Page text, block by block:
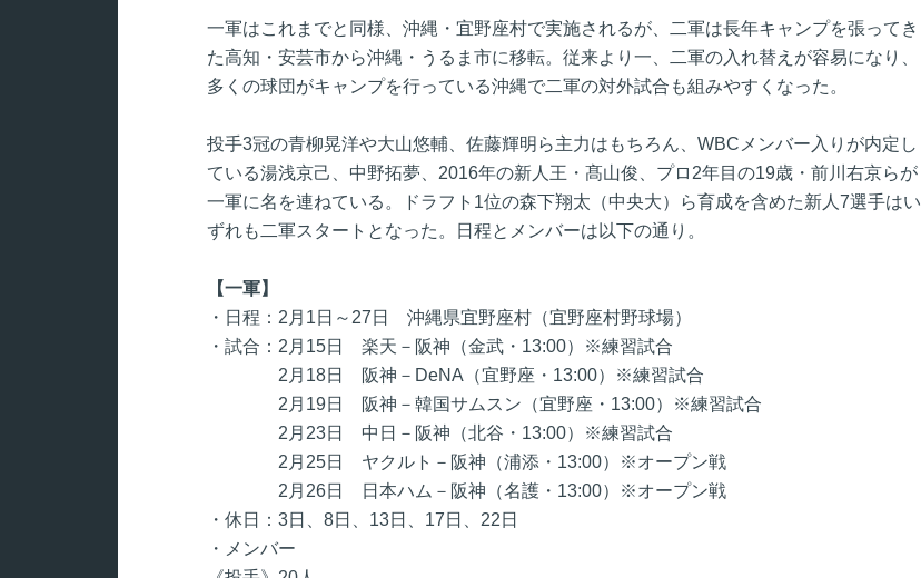
一軍はこれまでと同様、沖縄・宜野座村で実施されるが、二軍は長年キャンプを張ってき
た高知・安芸市から沖縄・うるま市に移転。従来より一、二軍の入れ替えが容易になり、
多くの球団がキャンプを行っている沖縄で二軍の対外試合も組みやすくなった。
投手3冠の青柳晃洋や大山悠輔、佐藤輝明ら主力はもちろん、WBCメンバー入りが内定し
ている湯浅京己、中野拓夢、2016年の新人王・髙山俊、プロ2年目の19歳・前川右京らが
一軍に名を連ねている。ドラフト1位の森下翔太（中央大）ら育成を含めた新人7選手はい
ずれも二軍スタートとなった。日程とメンバーは以下の通り。
【一軍】
・日程：2月1日～27日 沖縄県宜野座村（宜野座村野球場）
・試合：2月15日 楽天－阪神（金武・13:00）※練習試合
2月18日 阪神－DeNA（宜野座・13:00）※練習試合
2月19日 阪神－韓国サムスン（宜野座・13:00）※練習試合
2月23日 中日－阪神（北谷・13:00）※練習試合
2月25日 ヤクルト－阪神（浦添・13:00）※オープン戦
2月26日 日本ハム－阪神（名護・13:00）※オープン戦
・休日：3日、8日、13日、17日、22日
・メンバー